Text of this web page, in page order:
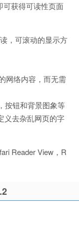
可获得可读性页面
，可滚动的显示方
网络内容，而无需
按钮和背景图象等
义去杂乱网页的字
Reader View，R